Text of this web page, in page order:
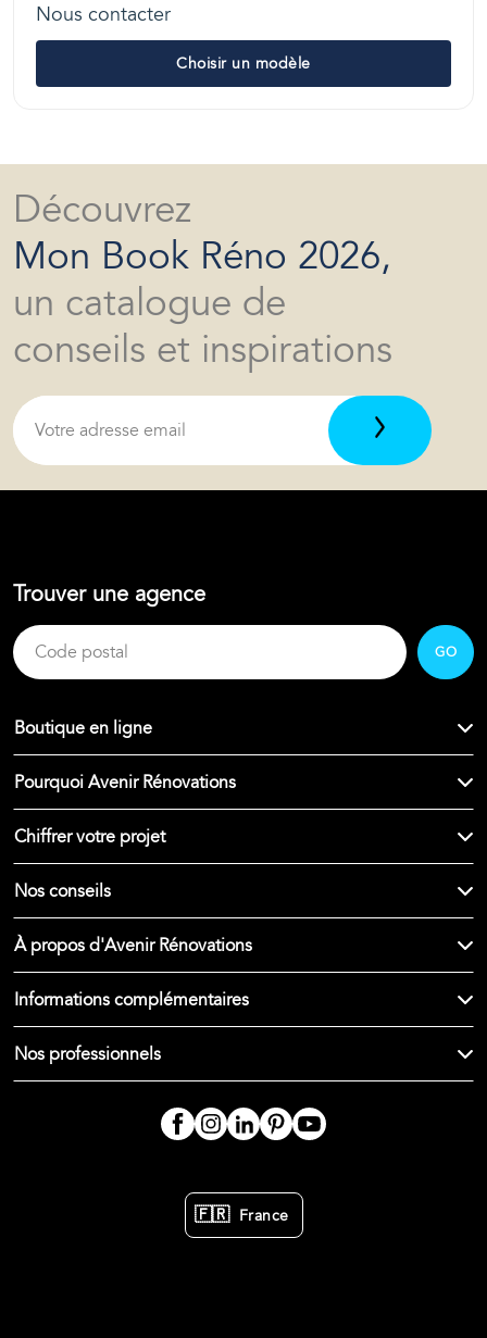
Nous contacter
Choisir un modèle
Découvrez
Mon Book Réno 2026,
un catalogue de
conseils et inspirations
Trouver une agence
GO
Boutique en ligne
Pourquoi Avenir Rénovations
Chiffrer votre projet
Nos conseils
À propos d'Avenir Rénovations
Informations complémentaires
Nos professionnels
🇫🇷 France